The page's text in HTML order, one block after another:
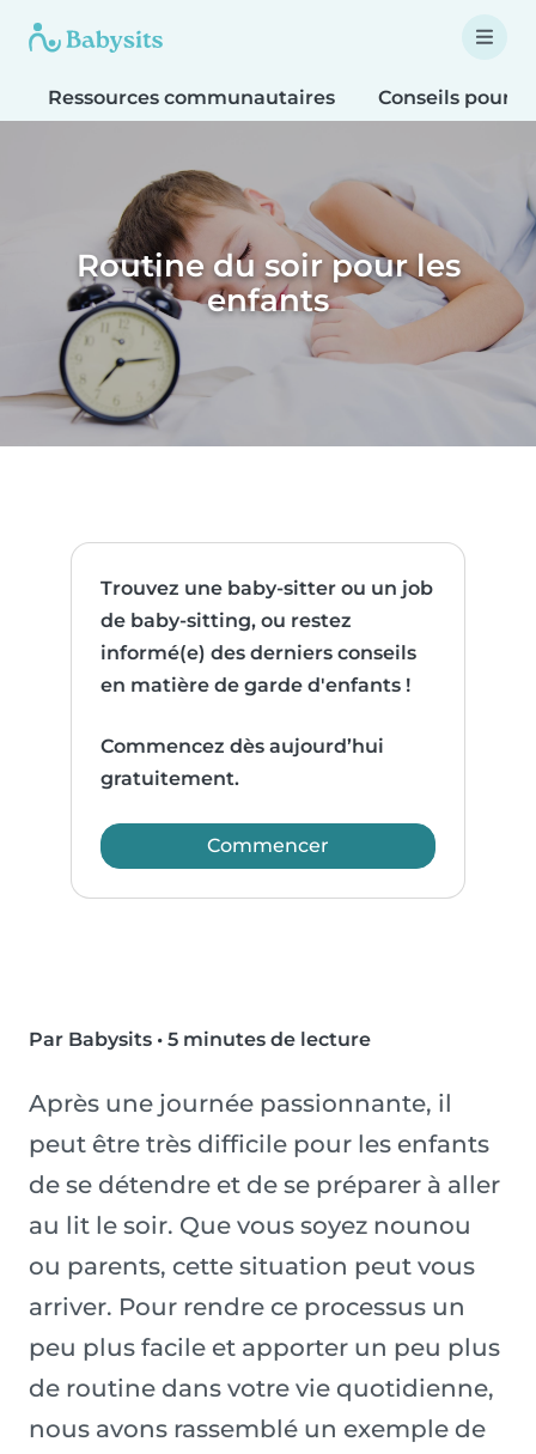
Ressources communautaires Conseils pour
Routine du soir pour les
enfants
Trouvez une baby-sitter ou un job
de baby-sitting, ou restez
informé(e) des derniers conseils
en matière de garde d'enfants !
Commencez dès aujourd’hui
gratuitement.
Commencer
Par Babysits • 5 minutes de lecture
Après une journée passionnante, il
peut être très difficile pour les enfants
de se détendre et de se préparer à aller
au lit le soir. Que vous soyez nounou
ou parents, cette situation peut vous
arriver. Pour rendre ce processus un
peu plus facile et apporter un peu plus
de routine dans votre vie quotidienne,
nous avons rassemblé un exemple de